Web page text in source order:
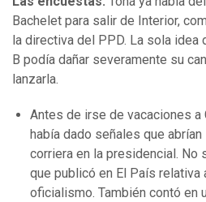
Bachelet para salir de Interior,
la directiva del PPD. La sola idea
B podía dañar severamente su
lanzarla.
Antes de irse de vacaciones a
había dado señales que
corriera en la presidencial. No
que publicó en El País relativa
oficialismo. También contó en